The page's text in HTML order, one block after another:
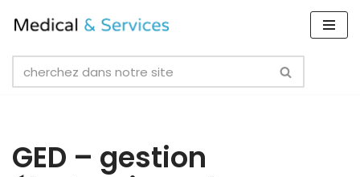
to
content
GED – gestion